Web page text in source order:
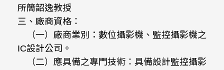
所簡韶逸教授
三、廠商資格：
（一）廠商業別：數位攝影機、監控攝影機之
IC設計公司。
（二）應具備之專門技術：具備設計監控攝影